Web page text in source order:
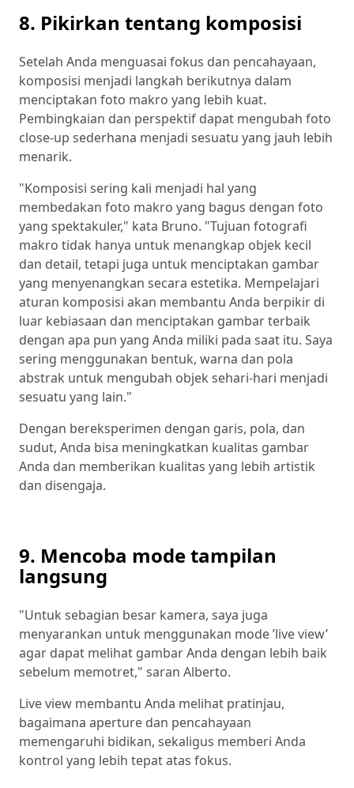
8. Pikirkan tentang komposisi
Setelah Anda menguasai fokus dan pencahayaan,
komposisi menjadi langkah berikutnya dalam
menciptakan foto makro yang lebih kuat.
Pembingkaian dan perspektif dapat mengubah foto
close-up sederhana menjadi sesuatu yang jauh lebih
menarik.
"Komposisi sering kali menjadi hal yang
membedakan foto makro yang bagus dengan foto
yang spektakuler," kata Bruno. "Tujuan fotografi
makro tidak hanya untuk menangkap objek kecil
dan detail, tetapi juga untuk menciptakan gambar
yang menyenangkan secara estetika. Mempelajari
aturan komposisi akan membantu Anda berpikir di
luar kebiasaan dan menciptakan gambar terbaik
dengan apa pun yang Anda miliki pada saat itu. Saya
sering menggunakan bentuk, warna dan pola
abstrak untuk mengubah objek sehari-hari menjadi
sesuatu yang lain."
Dengan bereksperimen dengan garis, pola, dan
sudut, Anda bisa meningkatkan kualitas gambar
Anda dan memberikan kualitas yang lebih artistik
dan disengaja.
9. Mencoba mode tampilan
langsung
"Untuk sebagian besar kamera, saya juga
menyarankan untuk menggunakan mode ’live view’
agar dapat melihat gambar Anda dengan lebih baik
sebelum memotret," saran Alberto.
Live view membantu Anda melihat pratinjau,
bagaimana aperture dan pencahayaan
memengaruhi bidikan, sekaligus memberi Anda
kontrol yang lebih tepat atas fokus.